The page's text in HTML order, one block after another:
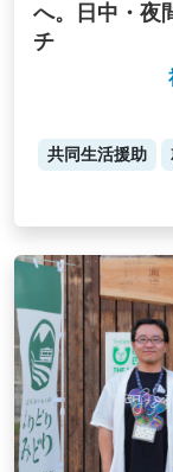
へ。日中・夜
チ
共同生活援助